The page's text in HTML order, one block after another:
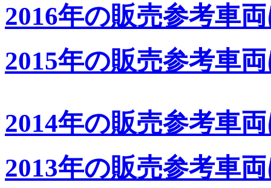
2016年の販売参考車
2015年の販売参考車
2014年の販売参考車
2013年の販売参考車